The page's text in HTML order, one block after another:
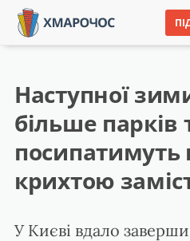
Наступної
більше парків
посипатимуть
крихтою
У Києві вдало